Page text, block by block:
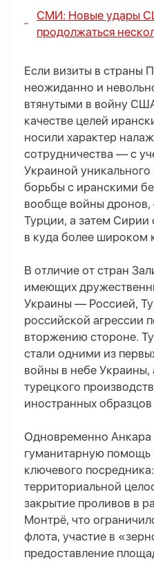
СМИ: Новые удары
продолжаться
Если визиты в страны
неожиданно и
втянутыми в войну
качестве целей
носили характер
сотрудничества — с
Украиной уникального
борьбы с иранскими
вообще войны
Турции, а затем Сирии
в куда более широком
В отличие от стран
имеющих
Украины — Россией,
российской агрессии
вторжению стороне.
стали одними из
войны в небе Украины,
турецкого
иностранных
Одновременно Анкара
гуманитарную помощь
ключевого
территориальной
закрытие проливов в
Монтрё, что
флота, участие в
предоставление